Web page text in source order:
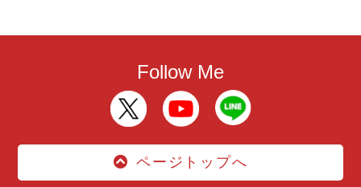
Follow Me
ページトップへ